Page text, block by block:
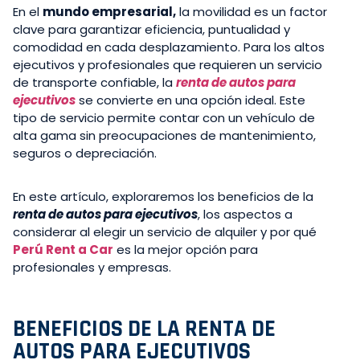
En el mundo empresarial,la movilidad es un factor
clave para garantizar eficiencia, puntualidad y
comodidad en cada desplazamiento. Para los altos
ejecutivos y profesionales que requieren un servicio
de transporte confiable, larenta de autos para
ejecutivosse convierte en una opción ideal. Este
tipo de servicio permite contar con un vehículo de
alta gama sin preocupaciones de mantenimiento,
seguros o depreciación.
En este artículo, exploraremos los beneficios de la
renta de autos para ejecutivos, los aspectos a
considerar al elegir un servicio de alquiler y por qué
Perú Rent a Car es la mejor opción para
profesionales y empresas.
BENEFICIOS DE LA RENTA DE
AUTOS PARA EJECUTIVOS